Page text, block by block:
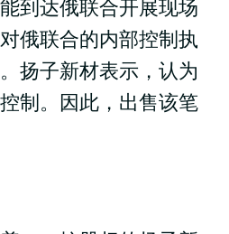
到达俄联合开展现场
俄联合的内部控制执
扬子新材表示，认为
制。因此，出售该笔